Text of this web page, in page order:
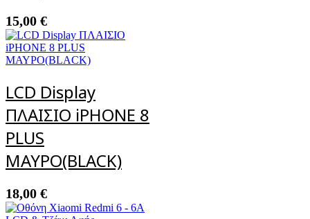
15,00 €
LCD Display
ΠΛΑΙΣΙΟ iPHONE 8
PLUS
ΜΑΥΡΟ(BLACK)
18,00 €